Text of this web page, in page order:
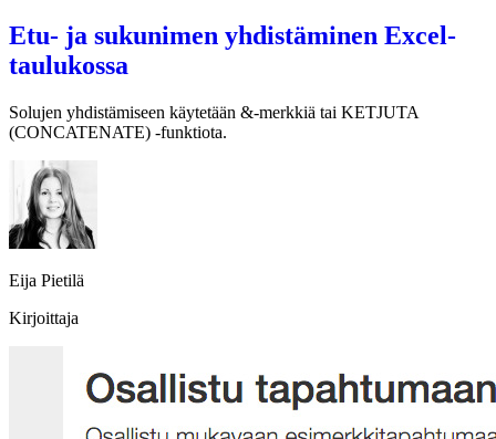
Etu- ja sukunimen yhdistäminen Excel-
taulukossa
Solujen yhdistämiseen käytetään &-merkkiä tai KETJUTA
(CONCATENATE) -funktiota.
Eija Pietilä
Kirjoittaja